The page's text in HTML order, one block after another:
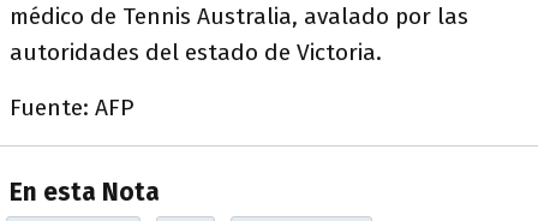
médico de Tennis Australia, avalado por las
autoridades del estado de Victoria.
Fuente: AFP
En esta Nota